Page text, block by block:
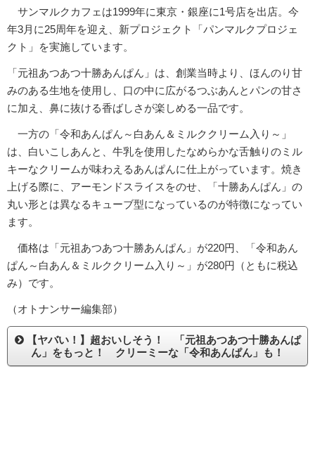
サンマルクカフェは1999年に東京・銀座に1号店を出店。今
年3月に25周年を迎え、新プロジェクト「パンマルクプロジェ
クト」を実施しています。
「元祖あつあつ十勝あんぱん」は、創業当時より、ほんのり甘
みのある生地を使用し、口の中に広がるつぶあんとパンの甘さ
に加え、鼻に抜ける香ばしさが楽しめる一品です。
一方の「令和あんぱん～白あん＆ミルククリーム入り～」
は、白いこしあんと、牛乳を使用したなめらかな舌触りのミル
キーなクリームが味わえるあんぱんに仕上がっています。焼き
上げる際に、アーモンドスライスをのせ、「十勝あんぱん」の
丸い形とは異なるキューブ型になっているのが特徴になってい
ます。
価格は「元祖あつあつ十勝あんぱん」が220円、「令和あん
ぱん～白あん＆ミルククリーム入り～」が280円（ともに税込
み）です。
（オトナンサー編集部）
【ヤバい！】超おいしそう！ 「元祖あつあつ十勝あんぱ
ん」をもっと！ クリーミーな「令和あんぱん」も！